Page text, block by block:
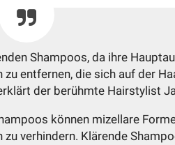
Shampoos, da ihre
entfernen, die sich auf der
der berühmte Hairstylist
können mizellare
verhindern. Klärende